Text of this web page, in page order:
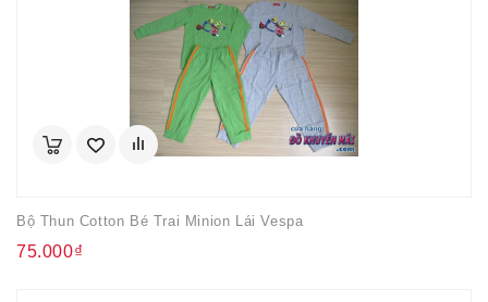
Bộ Thun Cotton Bé Trai Minion Lái Vespa
75.000₫